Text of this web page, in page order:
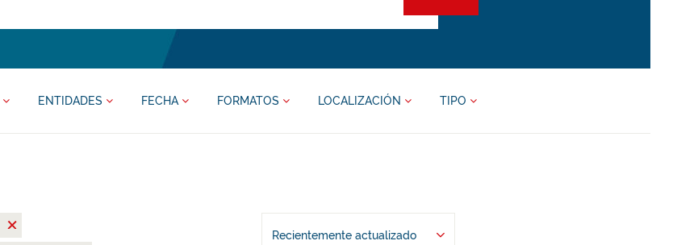
ENTIDADES FECHA FORMATOS LOCALIZACIÓN TIPO
Recientemente actualizado